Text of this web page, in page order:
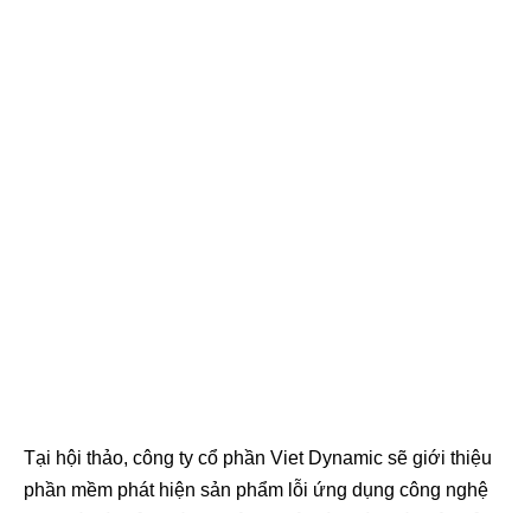
Tại hội thảo, công ty cổ phần Viet Dynamic sẽ giới thiệu
phần mềm phát hiện sản phẩm lỗi ứng dụng công nghệ